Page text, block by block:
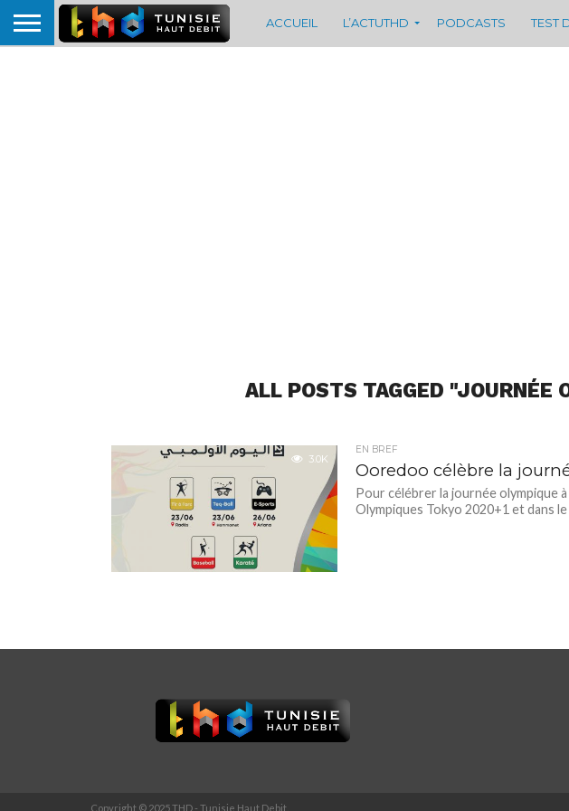
ACCUEIL L’ACTUTHD PODCASTS TEST
ALL POSTS TAGGED "JOURNÉE
3.0K
EN BREF
Ooredoo célèbre la
Pour célébrer la journée olympique à
Olympiques Tokyo 2020+1 et dans le
Copyright © 2025 THD - Tunisie Haut Debit.